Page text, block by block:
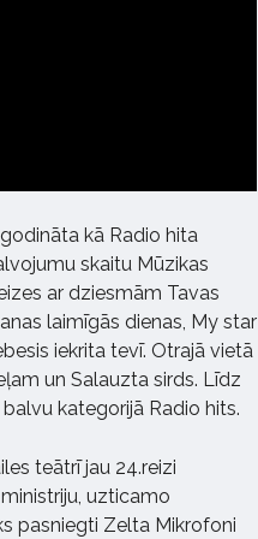
kā Radio hita
skaitu Mūzikas
ar dziesmām Tavas
laimīgās dienas, My star
iekrita tevī. Otrajā vietā
un Salauzta sirds. Līdz
kategorijā Radio hits.
teātrī jau 24.reizi
uzticamo
pasniegti Zelta Mikrofoni